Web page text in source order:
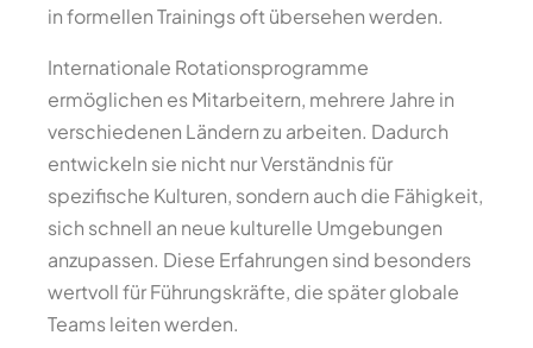
in formellen Trainings oft übersehen werden.
Internationale Rotationsprogramme
ermöglichen es Mitarbeitern, mehrere Jahre in
verschiedenen Ländern zu arbeiten. Dadurch
entwickeln sie nicht nur Verständnis für
spezifische Kulturen, sondern auch die Fähigkeit,
sich schnell an neue kulturelle Umgebungen
anzupassen. Diese Erfahrungen sind besonders
wertvoll für Führungskräfte, die später globale
Teams leiten werden.